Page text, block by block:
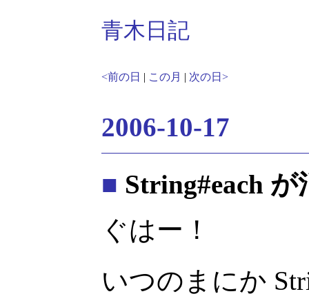
青木日記
<前の日 | この月 | 次の日>
2006-10-17
■ String#each
ぐはー！
いつのまにか